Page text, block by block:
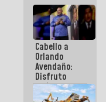
Cabello a
Orlando
Avendaño:
Disfruto
cada vez
que escribes